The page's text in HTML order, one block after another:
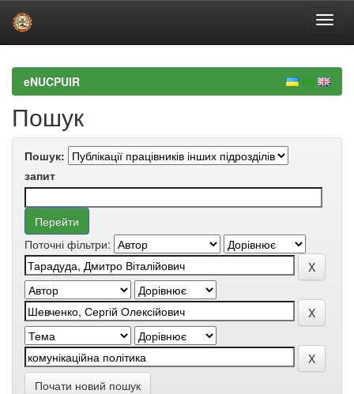
navigationeNUCPUIR
Пошук
Пошук:
запит
Поточні фільтри:
Почати новий пошук